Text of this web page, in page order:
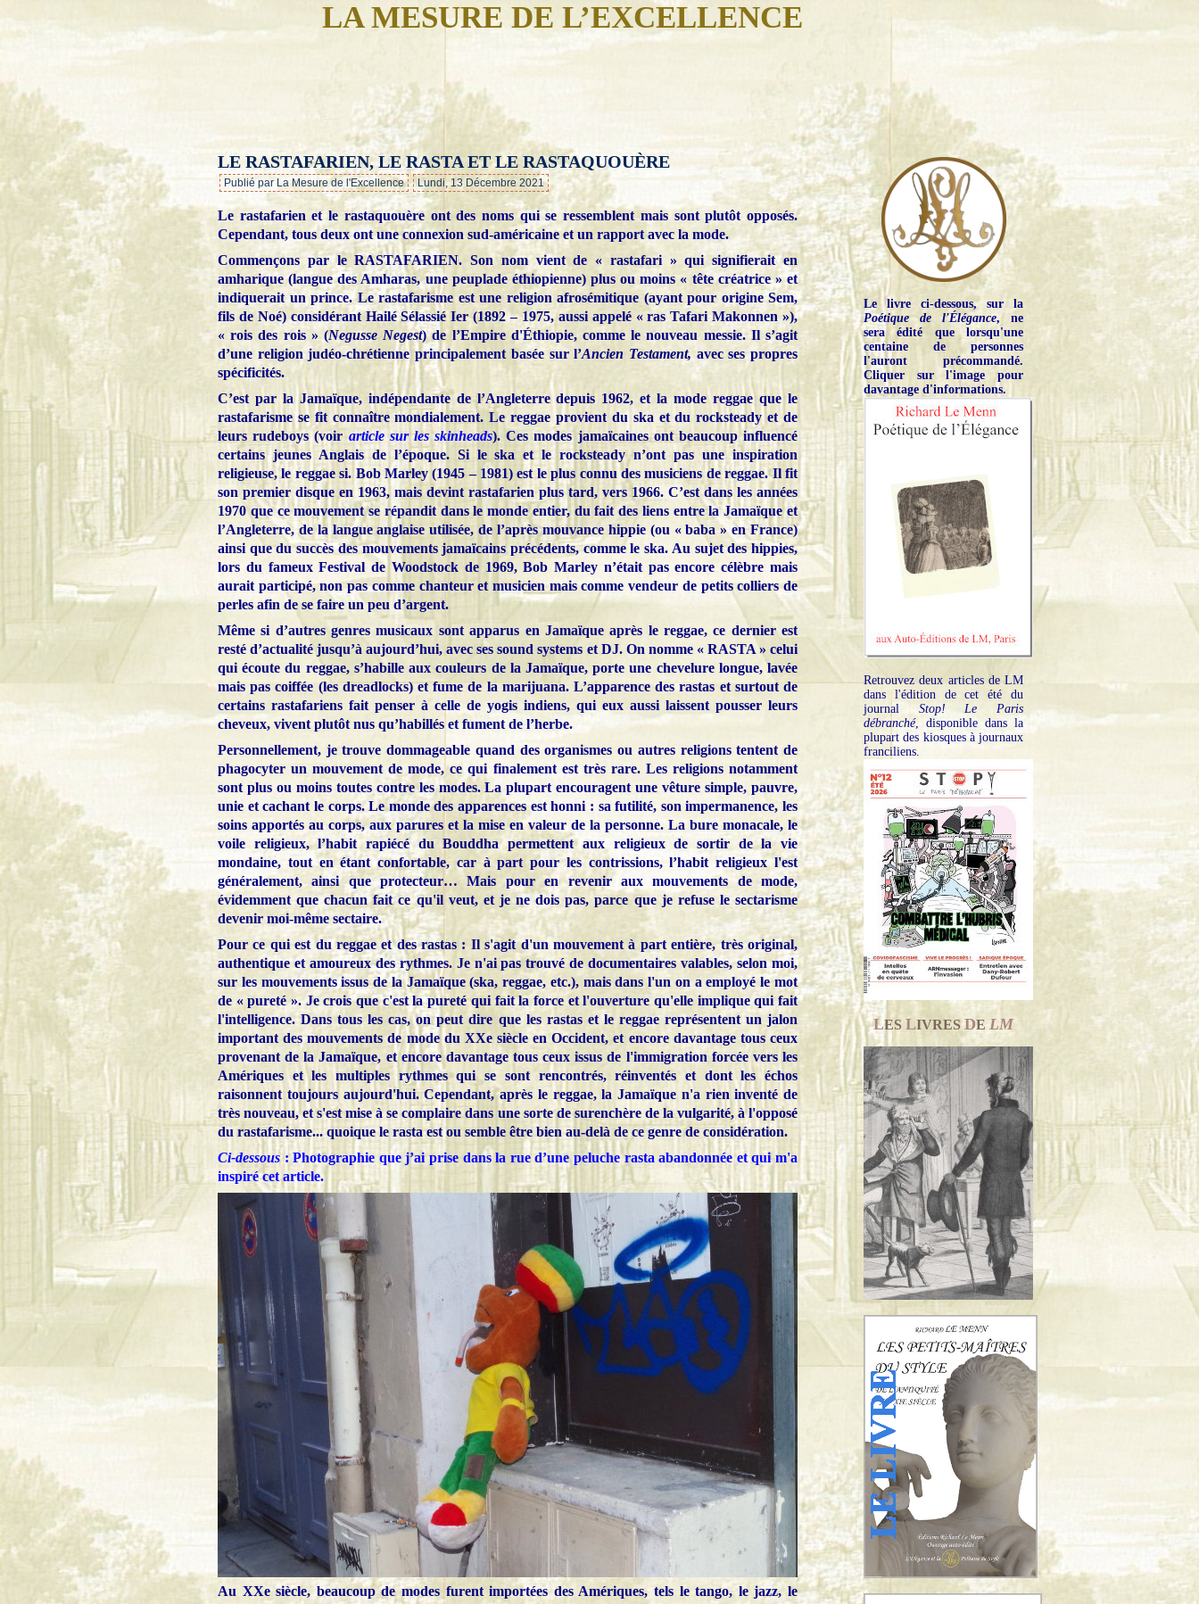
LA MESURE DE L’EXCELLENCE
…
LE RASTAFARIEN, LE RASTA ET LE RASTAQUOUÈRE
Publié par La Mesure de l'Excellence Lundi, 13 Décembre 2021
Le rastafarien et le rastaquouère ont des noms qui se ressemblent mais sont plutôt opposés.
Cependant, tous deux ont une connexion sud-américaine et un rapport avec la mode.
Commençons par le RASTAFARIEN. Son nom vient de « rastafari » qui signifierait en
amharique (langue des Amharas, une peuplade éthiopienne) plus ou moins « tête créatrice » et
indiquerait un prince. Le rastafarisme est une religion afrosémitique (ayant pour origine Sem,
fils de Noé) considérant Hailé Sélassié Ier (1892 – 1975, aussi appelé « ras Tafari Makonnen »),
« rois des rois » (Negusse Negest) de l’Empire d'Éthiopie, comme le nouveau messie. Il s’agit
d’une religion judéo-chrétienne principalement basée sur l’Ancien Testament, avec ses propres
spécificités.
C’est par la Jamaïque, indépendante de l’Angleterre depuis 1962, et la mode reggae que le
rastafarisme se fit connaître mondialement. Le reggae provient du ska et du rocksteady et de
leurs rudeboys (voir article sur les skinheads). Ces modes jamaïcaines ont beaucoup influencé
certains jeunes Anglais de l’époque. Si le ska et le rocksteady n’ont pas une inspiration
religieuse, le reggae si. Bob Marley (1945 – 1981) est le plus connu des musiciens de reggae. Il fit
son premier disque en 1963, mais devint rastafarien plus tard, vers 1966. C’est dans les années
1970 que ce mouvement se répandit dans le monde entier, du fait des liens entre la Jamaïque et
l’Angleterre, de la langue anglaise utilisée, de l’après mouvance hippie (ou « baba » en France)
ainsi que du succès des mouvements jamaïcains précédents, comme le ska. Au sujet des hippies,
lors du fameux Festival de Woodstock de 1969, Bob Marley n’était pas encore célèbre mais
aurait participé, non pas comme chanteur et musicien mais comme vendeur de petits colliers de
perles afin de se faire un peu d’argent.
Même si d’autres genres musicaux sont apparus en Jamaïque après le reggae, ce dernier est
resté d’actualité jusqu’à aujourd’hui, avec ses sound systems et DJ. On nomme « RASTA » celui
qui écoute du reggae, s’habille aux couleurs de la Jamaïque, porte une chevelure longue, lavée
mais pas coiffée (les dreadlocks) et fume de la marijuana. L’apparence des rastas et surtout de
certains rastafariens fait penser à celle de yogis indiens, qui eux aussi laissent pousser leurs
cheveux, vivent plutôt nus qu’habillés et fument de l’herbe.
Personnellement, je trouve dommageable quand des organismes ou autres religions tentent de
phagocyter un mouvement de mode, ce qui finalement est très rare. Les religions notamment
sont plus ou moins toutes contre les modes. La plupart encouragent une vêture simple, pauvre,
unie et cachant le corps. Le monde des apparences est honni : sa futilité, son impermanence, les
soins apportés au corps, aux parures et la mise en valeur de la personne. La bure monacale, le
voile religieux, l’habit rapiécé du Bouddha permettent aux religieux de sortir de la vie
mondaine, tout en étant confortable, car à part pour les contrissions, l’habit religieux l'est
généralement, ainsi que protecteur… Mais pour en revenir aux mouvements de mode,
évidemment que chacun fait ce qu'il veut, et je ne dois pas, parce que je refuse le sectarisme
devenir moi-même sectaire.
Pour ce qui est du reggae et des rastas : Il s'agit d'un mouvement à part entière, très original,
authentique et amoureux des rythmes. Je n'ai pas trouvé de documentaires valables, selon moi,
sur les mouvements issus de la Jamaïque (ska, reggae, etc.), mais dans l'un on a employé le mot
de « pureté ». Je crois que c'est la pureté qui fait la force et l'ouverture qu'elle implique qui fait
l'intelligence. Dans tous les cas, on peut dire que les rastas et le reggae représentent un jalon
important des mouvements de mode du XXe siècle en Occident, et encore davantage tous ceux
provenant de la Jamaïque, et encore davantage tous ceux issus de l'immigration forcée vers les
Amériques et les multiples rythmes qui se sont rencontrés, réinventés et dont les échos
raisonnent toujours aujourd'hui. Cependant, après le reggae, la Jamaïque n'a rien inventé de
très nouveau, et s'est mise à se complaire dans une sorte de surenchère de la vulgarité, à l'opposé
du rastafarisme... quoique le rasta est ou semble être bien au-delà de ce genre de considération.
Ci-dessous: Photographie que j’ai prise dans la rue d’une peluche rasta abandonnée et qui m'a
inspiré cet article.
Au XXe siècle, beaucoup de modes furent importées des Amériques, tels le tango, le jazz, le
Le livre ci-dessous, sur la
Poétique de l'Élégance, ne
sera édité que lorsqu'une
centaine de personnes
l'auront précommandé.
Cliquer sur l'image pour
davantage d'informations.
Retrouvez deux articles de LM
dans l'édition de cet été du
journal Stop! Le Paris
débranché, disponible dans la
plupart des kiosques à journaux
franciliens.
LES LIVRESDE LM